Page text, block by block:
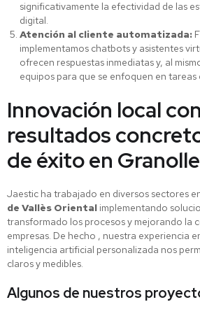
significativamente la efectividad de las
digital.
Atención al cliente automatizada:
implementamos chatbots y asistentes
ofrecen respuestas inmediatas y, al
equipos para que se enfoquen en tareas
Innovación local con
resultados
de éxito en
Jaestic ha trabajado en diversos sectores
de Vallès Oriental implementando
transformado los procesos y mejorando la
empresas. De hecho , nuestra experiencia
inteligencia artificial personalizada nos
claros y medibles.
Algunos de nuestros